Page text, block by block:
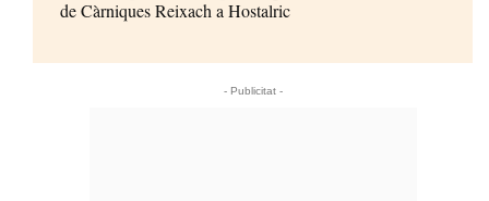
de Càrniques Reixach a Hostalric
- Publicitat -